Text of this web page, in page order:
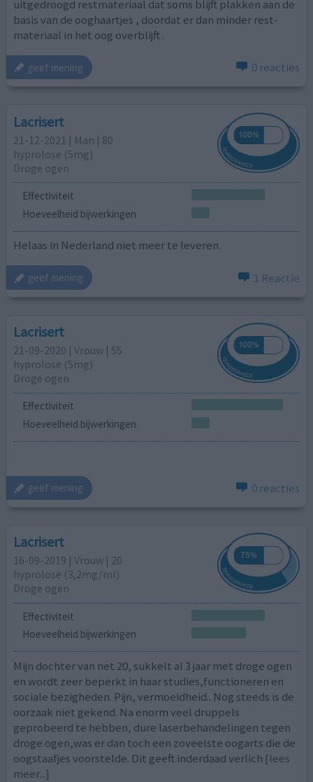
uitgedroogd restmateriaal dat soms blijft plakken aan de
basis van de ooghaartjes , doordat er dan minder rest-
materiaal in het oog overblijft .
geef mening 0 reacties
Lacrisert
21-12-2021 | Man | 80
hyprolose (5mg)
Droge ogen
Effectiviteit
Hoeveelheid bijwerkingen
Helaas in Nederland niet meer te leveren.
geef mening 1 Reactie
Lacrisert
21-09-2020 | Vrouw | 55
hyprolose (5mg)
Droge ogen
Effectiviteit
Hoeveelheid bijwerkingen
geef mening 0 reacties
Lacrisert
16-09-2019 | Vrouw | 20
hyprolose (3,2mg/ml)
Droge ogen
Effectiviteit
Hoeveelheid bijwerkingen
Mijn dochter van net 20, sukkelt al 3 jaar met droge ogen
en wordt zeer beperkt in haar studies,functioneren en
sociale bezigheden. Pijn, vermoeidheid.. Nog steeds is de
oorzaak niet gekend. Na enorm veel druppels
geprobeerd te hebben, dure laserbehandelingen tegen
droge ogen,was er dan toch een zoveelste oogarts die de
oogstaafjes voorstelde. Dit geeft inderdaad verlich [lees
meer...]